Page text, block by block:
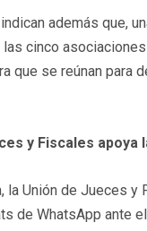
además que,
cinco
que se reúnan para
y Fiscales apoya
la Unión de Jueces y
de WhatsApp ante